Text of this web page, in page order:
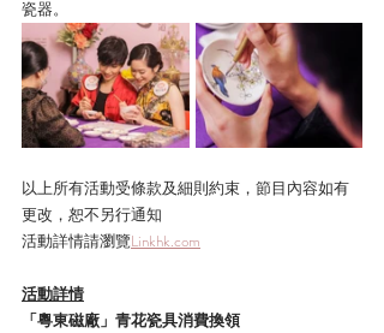
瓷器。
以上所有活動受條款及細則約束，節目內容如有
更改，恕不另行通知
活動詳情請瀏覽Linkhk.com
活動詳情
「粵東磁廠」青花瓷具消費換領